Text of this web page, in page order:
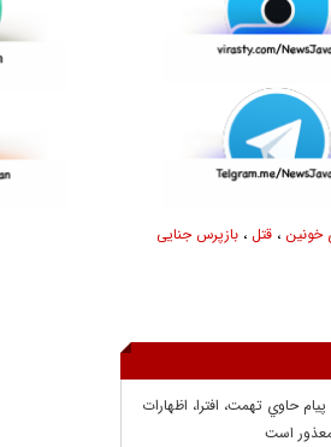
خونین ، قتل ، بازپرس جنایی
حاوي تهمت، افترا، اظهارات
است